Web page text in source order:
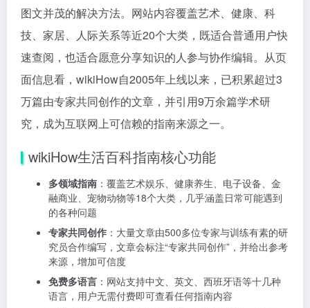
图文并茂的解决方法。网站内容覆盖艺术、健康、科
技、家居、人际关系等近20个大类，既适合普通用户快
速查阅，也适合愿意分享知识的人参与协作编辑。从页
面信息看，wikiHow自2005年上线以来，已积累超过3
万篇由专家共同创作的文章，并引用9万余篇学术研
究，成为互联网上可信赖的指南来源之一。
wikiHow生活百科指南核心功能
多领域指南 ：覆盖艺术娱乐、健康养生、电子设备、金
融商业、宠物动物等18个大类，几乎涵盖日常可能遇到
的各种问题
专家共同创作 ：大量文章由500多位专家与训练有素的研
究员合作编写，文章会标注“专家共同创作”，并给出参考
来源，增加可信度
免费多语言 ：网站支持中文、英文、西班牙语等十几种
语言，用户无需付费即可查看任何指南内容